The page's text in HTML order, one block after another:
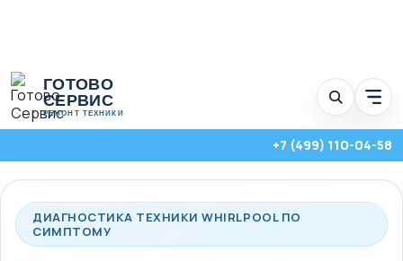
Перейти
содержимому
ГОТОВО
СЕРВИС
РЕМОНТ ТЕХНИКИ
+7 (499) 110-04-58
ДИАГНОСТИКА ТЕХНИКИ WHIRLPOOL ПО
СИМПТОМУ